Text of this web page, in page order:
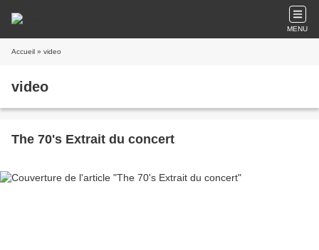
MENU
Accueil » video
video
The 70's Extrait du concert